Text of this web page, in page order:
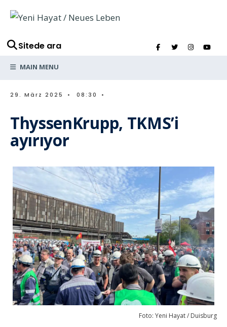
Sitede ara
MAIN MENU
29. März 2025 • 08:30 •
ThyssenKrupp, TKMS’i
ayırıyor
Foto: Yeni Hayat / Duisburg